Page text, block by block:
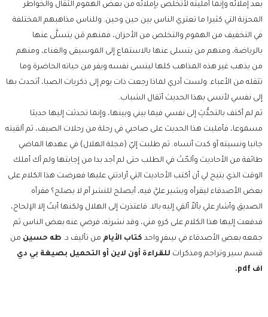
بعد إملائه وإنما أمليته لأتخلص بإملائه من بعض الهموم الثِّقال والخواطر
المحزنة التي كثيرا ما تعتري الناس بين حين وحين. وللناس مذاهبهم المختلفة
في التخفيف من الهموم والتخلص من الأحزان، فمنهم مَن يتسلَّى عنها
بالرياضة، ومنهم من يتسلى عنها بالاستماع إلى الموسيقى والغناء، ومنهم
من يذهب غير هذه المذاهب كلها لينسى نفسه ويفر من حياته الحاضرة وما
تثقله من الأعباء. ولست أدري لماذا رجعت ذات يوم إلى ذكريات الصبا، أتحدث بها
إلى نفسي لأنسى بهذا الحديث أثقال الشباب.
ثم لم أكتف بالتحدُّثِ إلى نفسي فيما بيني وبينها، وإنما تحدثت إليها حديثا
مسموعا، فأمليت هذا الحديث على صاحبي في رحلة من رحلات الصيف، ثم ألقيته
جانبا ونسيته أو كدت أنساه. ثم طلبت إليّ (مجلة الهلال) في عهدها الماضي
طائفة من الأحاديث وألحّتْ في الطلب حتى لم أجد بدا من إجابتها ولم أك أملك
الوقت الذي يتيح لي أن أكتب الأحاديث التي أرادتني عليها فعرضت هذا الكلام على
بعض الأصدقاء ليقرأه ويشير عليَّ فيه، أيصلح للنشر أم لا يصلح؟ فقرأه
الصديق وأشار علي بألاّ ألقي إليه بالا. فاعتذرت إلى الهلال ولكنها أبتْ إلا الإلحاح،
فدفعت إليها هذا الكلام على كرهٍ مني، وقد نشرته، فرضي عنه بعض الناس ثم
جمعه بعض الأصدقاء في سِفرٍ واحدكتاب الأيام من تأليف د. طه حسين من
قسم سير وتراجم ومذكرات للقراءة أون لاين أو التحميل بصيغة بي دي
اف pdf.